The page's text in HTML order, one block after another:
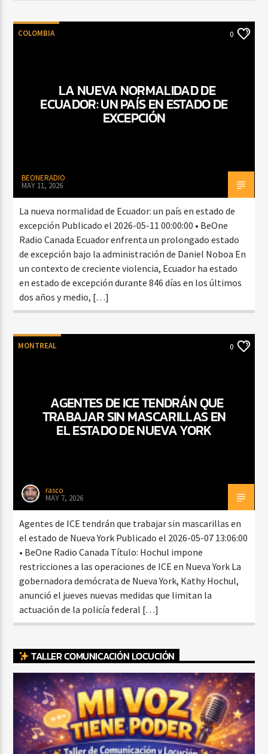
COLOMBIA 0
LA NUEVA NORMALIDAD DE
ECUADOR: UN PAÍS EN ESTADO DE
EXCEPCIÓN
BEONERADIO
MAY 11, 2026
La nueva normalidad de Ecuador: un país en estado de
excepción Publicado el 2026-05-11 00:00:00 • BeOne
Radio Canada Ecuador enfrenta un prolongado estado
de excepción bajo la administración de Daniel Noboa En
un contexto de creciente violencia, Ecuador ha estado
en estado de excepción durante 846 días en los últimos
dos años y medio, […]
MONTREAL 0
AGENTES DE ICE TENDRÁN QUE
TRABAJAR SIN MASCARILLAS EN
EL ESTADO DE NUEVA YORK
rasco
MAY 7, 2026
Agentes de ICE tendrán que trabajar sin mascarillas en
el estado de Nueva York Publicado el 2026-05-07 13:06:00
• BeOne Radio Canada Título: Hochul impone
restricciones a las operaciones de ICE en Nueva York La
gobernadora demócrata de Nueva York, Kathy Hochul,
anunció el jueves nuevas medidas que limitan la
actuación de la policía federal […]
TALLER COMUNICACIÓN LOCUCIÓN